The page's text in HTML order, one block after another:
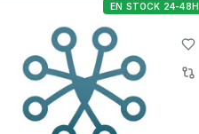
EN STOCK 24-48H